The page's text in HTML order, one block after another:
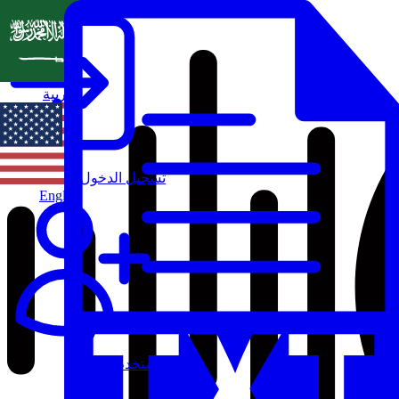
تسجيل الدخول
مستخدم جديد
العربية
English